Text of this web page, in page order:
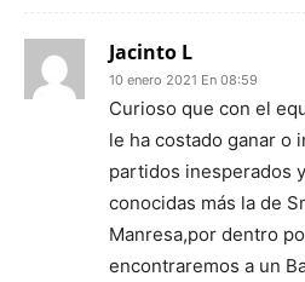
Jacinto L
10 enero 2021 En 08:59
Curioso que con el
le ha costado ganar o
partidos inesperados
conocidas más la de
Manresa,por dentro
encontraremos a un